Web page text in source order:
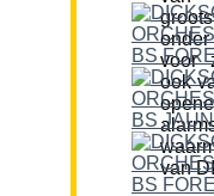
onder
voor
ook
van